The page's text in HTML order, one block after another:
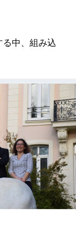
中、組み込